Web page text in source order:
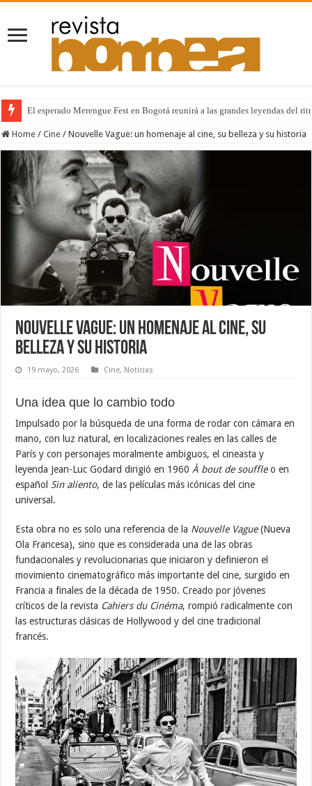
El esperado Merengue Fest en Bogotá reunirá a las grandes leyendas del
Bogotá es arte interactivo: un mural invita a recorrer Colombia sin salir de
Home / Cine / Nouvelle Vague: un homenaje al cine, su belleza y su historia
Nouvelle Vague: un homenaje al cine, su
belleza y su historia
19 mayo, 2026 Cine, Noticias
Una idea que lo cambio todo
Impulsado por la búsqueda de una forma de rodar con cámara en
mano, con luz natural, en localizaciones reales en las calles de
París y con personajes moralmente ambiguos, el cineasta y
leyenda Jean-Luc Godard dirigió en 1960À bout de souffleo en
español Sin aliento, de las películas más icónicas del cine
universal.
Esta obra no es solo una referencia de la Nouvelle Vague(Nueva
Ola Francesa), sino que es considerada una de las obras
fundacionales y revolucionarias que iniciaron y definieron el
movimiento cinematográfico más importante del cine, surgido en
Francia a finales de la década de 1950. Creado por jóvenes
críticos de la revista Cahiers du Cinéma, rompió radicalmente con
las estructuras clásicas de Hollywood y del cine tradicional
francés.